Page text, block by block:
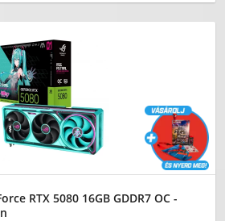
RTX 5080 16GB GDDR7 OC -